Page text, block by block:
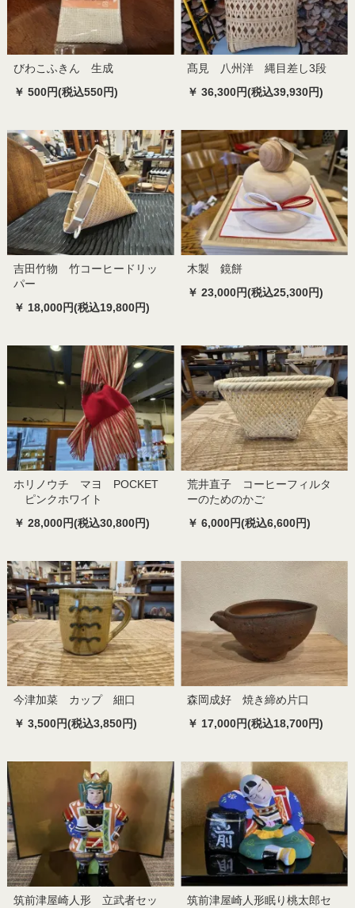
びわこふきん 生成
￥ 500円(税込550円)
髙見 八州洋 縄目差し3段
￥ 36,300円(税込39,930円)
吉田竹物 竹コーヒードリッ
パー
￥ 18,000円(税込19,800円)
木製 鏡餅
￥ 23,000円(税込25,300円)
ホリノウチ マヨ POCKET
ピンクホワイト
￥ 28,000円(税込30,800円)
荒井直子 コーヒーフィルタ
ーのためのかご
￥ 6,000円(税込6,600円)
今津加菜 カップ 細口
￥ 3,500円(税込3,850円)
森岡成好 焼き締め片口
￥ 17,000円(税込18,700円)
筑前津屋崎人形 立武者セッ 筑前津屋崎人形眠り桃太郎セ